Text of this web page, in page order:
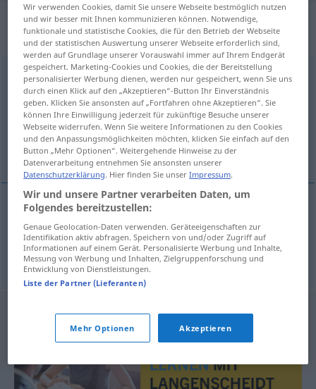
„aanvaardbaar“: bijvoeglijk
naamwoord
aanvaardbaar [-ˈv̊aːrd-]adj
Übersicht aller Übersetzungen
(Für mehr Details die Übersetzung anklicken/antippen)
akzeptabel, annehmbar, tragbar
akzeptabel,annehmbar aanvaardbaar
tragbarPerson aanvaardbaar
Wir verwenden Cookies, damit Sie unsere Webseite bestmöglich nutzen
und wir besser mit Ihnen kommunizieren können. Notwendige,
funktionale und statistische Cookies, die für den Betrieb der Webseite
und der statistischen Auswertung unserer Webseite erforderlich sind,
werden auf Grundlage unserer Vorauswahl immer auf Ihrem Endgerät
gespeichert. Marketing-Cookies und Cookies, die der Bereitstellung
personalisierter Werbung dienen, werden nur gespeichert, wenn Sie uns
durch einen Klick auf den „Akzeptieren“-Button Ihr Einverständnis
geben. Klicken Sie ansonsten auf „Fortfahren ohne Akzeptieren“. Sie
können Ihre Einwilligung jederzeit für zukünftige Besuche unserer
Webseite widerrufen. Wenn Sie weitere Informationen zu den Cookies
und den Anpassungsmöglichkeiten möchten, klicken Sie einfach auf den
Button „Mehr Optionen“. Weitergehende Hinweise zu der
Datenverarbeitung entnehmen Sie ansonsten unserer
Datenschutzerklärung. Hier finden Sie unserImpressum.
Wir und unsere Partner verarbeiten Daten, um
Folgendes bereitzustellen:
Genaue Geolocation-Daten verwenden. Geräteeigenschaften zur
Identifikation aktiv abfragen. Speichern von und/oder Zugriff auf
Informationen auf einem Gerät. Personalisierte Werbung und Inhalte,
Messung von Werbung und Inhalten, Zielgruppenforschung und
Entwicklung von Dienstleistungen.
Liste der Partner (Lieferanten)
Mehr Optionen Akzeptieren